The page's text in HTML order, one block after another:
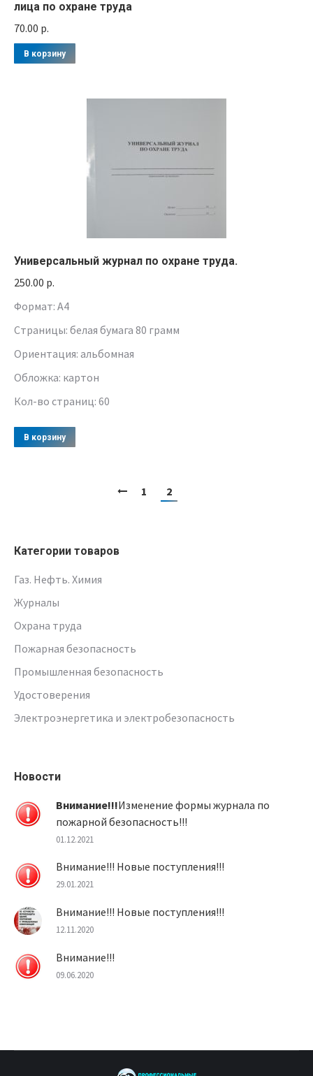
лица по охране труда
70.00 р.
В корзину
Универсальный журнал по охране труда.
250.00 р.
Формат: A4
Страницы: белая бумага 80 грамм
Ориентация: альбомная
Обложка: картон
Кол-во страниц: 60
В корзину
1 2
Категории товаров
Газ. Нефть. Химия
Журналы
Охрана труда
Пожарная безопасность
Промышленная безопасность
Удостоверения
Электроэнергетика и электробезопасность
Новости
Внимание!!!Изменение формы журнала по
пожарной безопасность!!!
01.12.2021
Внимание!!! Новые поступления!!!
29.01.2021
Внимание!!! Новые поступления!!!
12.11.2020
Внимание!!!
09.06.2020